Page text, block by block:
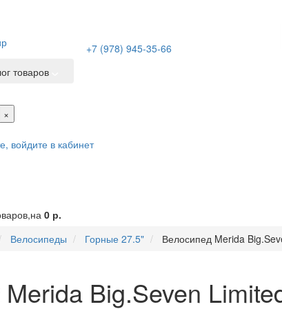
+7 (978) 945-35-66
товаров
×
войдите в кабинет
на 0 р.
Велосипеды Горные 27.5" Велосипед Merida
Big.Seven